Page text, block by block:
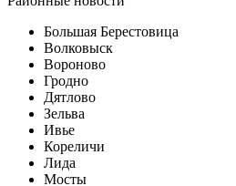
Большая Берестовица
Волковыск
Вороново
Гродно
Дятлово
Зельва
Ивье
Кореличи
Лида
Мосты